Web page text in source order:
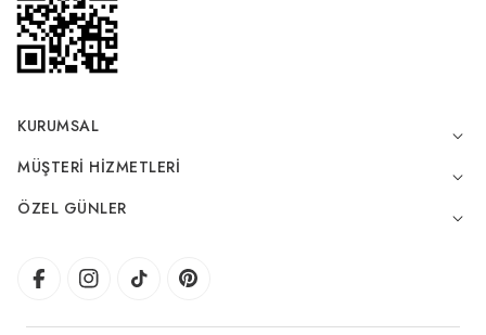
KURUMSAL
MÜŞTERI HIZMETLERI
ÖZEL GÜNLER